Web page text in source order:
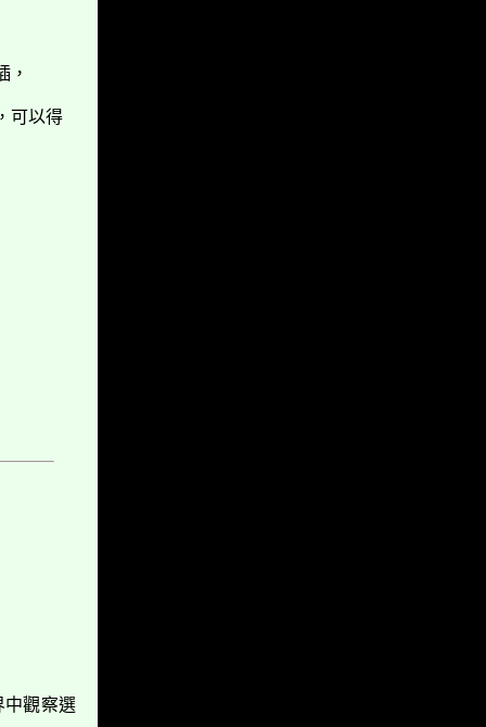
，
可以得
中觀察選